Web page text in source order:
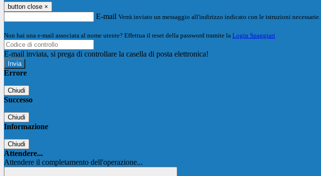
button close ×
E-mail Verrà inviato un messaggio all'indirizzo indicato con le istruzioni necessarie.
Non hai una e-mail associata al nome utente? Effettua il reset della password tramite la Login Spaggiari
E-mail inviata, si prega di controllare la casella di posta elettronica!
Errore
Chiudi
Successo
Chiudi
Informazione
Chiudi
Attendere...
Attendere il completamento dell'operazione...